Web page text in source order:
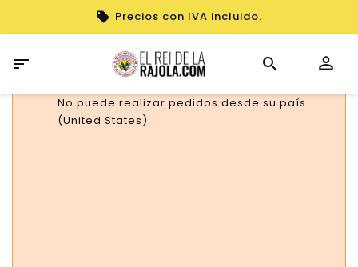
Precios con IVA incluido.

No puede realizar pedidos desde su país
(United States).